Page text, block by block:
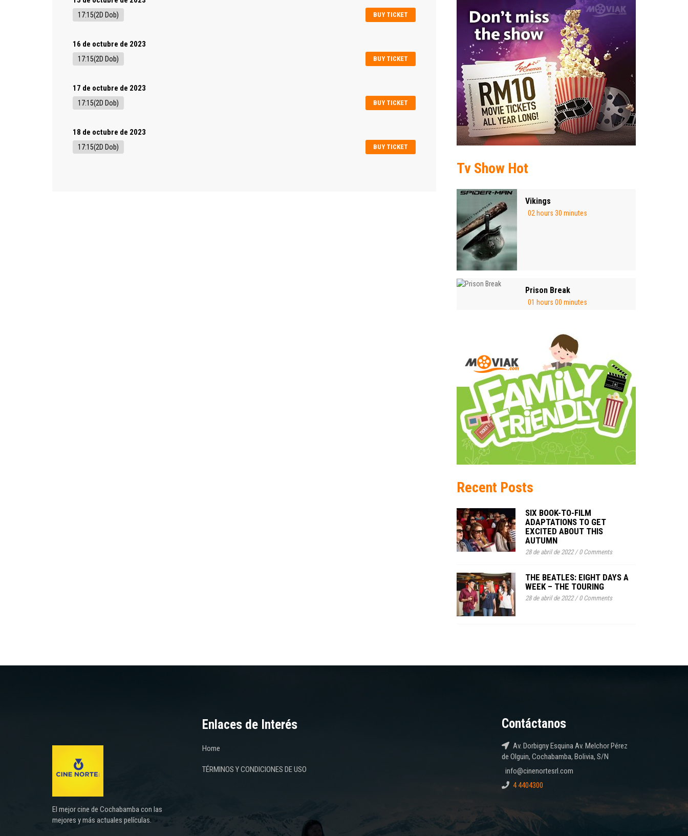
BUY TICKET
17:15(2D Dob)
16 de octubre de 2023
BUY TICKET
17:15(2D Dob)
17 de octubre de 2023
BUY TICKET
17:15(2D Dob)
18 de octubre de 2023
BUY TICKET
17:15(2D Dob)
Tv Show Hot
Vikings
02 hours 30 minutes
Prison Break
01 hours 00 minutes
Recent Posts
SIX BOOK-TO-FILM
ADAPTATIONS TO GET
EXCITED ABOUT THIS
AUTUMN
28 de abril de 2022/0 Comments
THE BEATLES: EIGHT DAYS A
WEEK – THE TOURING
28 de abril de 2022/0 Comments
El mejor cine de Cochabamba con las
mejores y más actuales películas.
Enlaces de Interés
Home
TÉRMINOS Y CONDICIONES DE USO
Contáctanos
Av. Dorbigny Esquina Av. Melchor Pérez
de Olguin, Cochabamba, Bolivia, S/N
info@cinenortesrl.com
4 4404300